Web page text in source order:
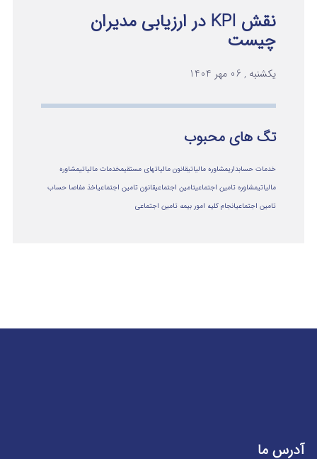
نقش KPI در ارزیابی مدیران
چیست
یکشنبه , 06 مهر 1404
تگ های محبوب
خدمات حسابداریمشاوره مالیاتیقانون مالیاتهای مستقیمخدمات مالیاتیمشاوره
مالياتيمشاوره تامین اجتماعیتامین اجتماعیقانون تامین اجتماعیاخذ مفاصا حساب
تامین اجتماعیانجام کلیه امور بیمه تامین اجتماعی
آدرس ما